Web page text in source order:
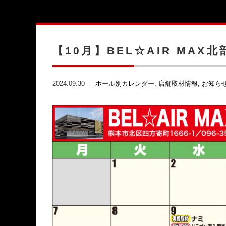
【10月】BEL☆AIR MAX北
2024.09.30 ｜ ホール別カレンダー 店舗取材情報 お知ら